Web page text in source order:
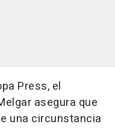
Press, el
asegura que
una circunstancia